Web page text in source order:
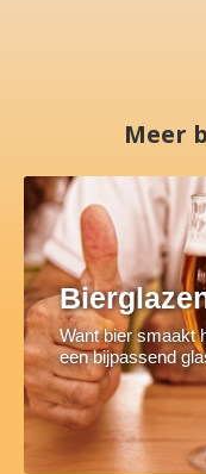
Meer
Want bier smaakt
een bijpassend